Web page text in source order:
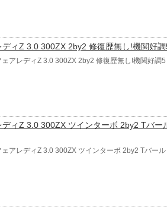
ィZ 3.0 300ZX 2by2 修復歴無し!機関好
アレディZ 3.0 300ZX 2by2 修復歴無し!機関好調5
ィZ 3.0 300ZX ツインターボ 2by2 Tバー
アレディZ 3.0 300ZX ツインターボ 2by2 Tバール